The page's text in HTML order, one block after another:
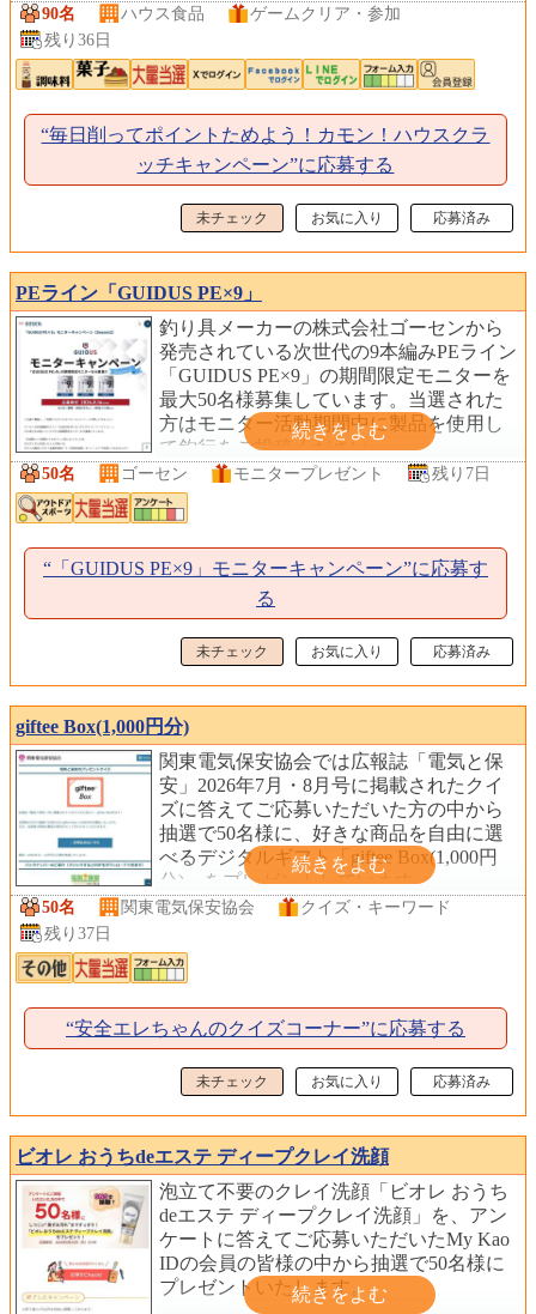
名様に当たります。(応募にはCome on
90名 ハウス食品
ゲームクリア・参加
残り36日
“毎日削ってポイントためよう！カモン！ハウスクラ
ッチキャンペーン”に応募する
未チェック お気に入り 応募済み
PEライン「GUIDUS PE×9」
釣り具メーカーの株式会社ゴーセンから
発売されている次世代の9本編みPEライン
「GUIDUS PE×9」の期間限定モニターを
最大50名様募集しています。当選された
方はモニター活動期間中に製品を使用し
て釣行をご投稿ください。
50名 ゴーセン モニタープレゼント 残り7日
“「GUIDUS PE×9」モニターキャンペーン”に応募す
る
未チェック お気に入り 応募済み
giftee Box(1,000円分)
関東電気保安協会では広報誌「電気と保
安」2026年7月・8月号に掲載されたクイ
ズに答えてご応募いただいた方の中から
抽選で50名様に、好きな商品を自由に選
べるデジタルギフト「giftee Box(1,000円
分)」をプレゼントしています。
50名 関東電気保安協会
クイズ・キーワード
残り37日
“安全エレちゃんのクイズコーナー”に応募する
未チェック お気に入り 応募済み
ビオレ おうちdeエステ ディープクレイ洗顔
泡立て不要のクレイ洗顔「ビオレ おうち
deエステ ディープクレイ洗顔」を、アン
ケートに答えてご応募いただいたMy Kao
IDの会員の皆様の中から抽選で50名様に
プレゼントいたします。